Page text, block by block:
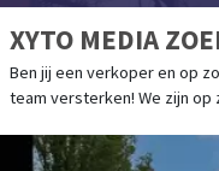
XYTO MEDIA
Ben jij een verkoper en op
team versterken! We zijn op